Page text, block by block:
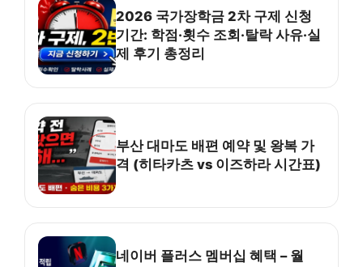
2026 국가장학금 2차 구제 신청
기간: 학점·횟수 조회·탈락 사유·실
제 후기 총정리
부산 대마도 배편 예약 및 왕복 가
격 (히타카츠 vs 이즈하라 시간표)
네이버 플러스 멤버십 혜택 – 월